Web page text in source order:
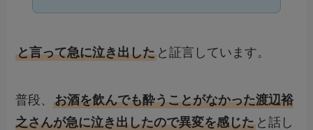
と言って急に泣き出した と証言しています。
普段、お酒を飲んでも酔うことがなかった渡辺裕
之さんが急に泣き出したので異変を感じた と話し